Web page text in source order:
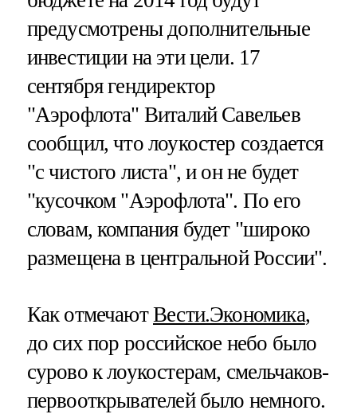
предусмотрены дополнительные
инвестиции на эти цели. 17
сентября гендиректор
"Аэрофлота" Виталий Савельев
сообщил, что лоукостер создается
"с чистого листа", и он не будет
"кусочком "Аэрофлота". По его
словам, компания будет "широко
размещена в центральной России".
Как отмечаютВести.Экономика,
до сих пор российское небо было
сурово к лоукостерам, смельчаков-
первооткрывателей было немного.